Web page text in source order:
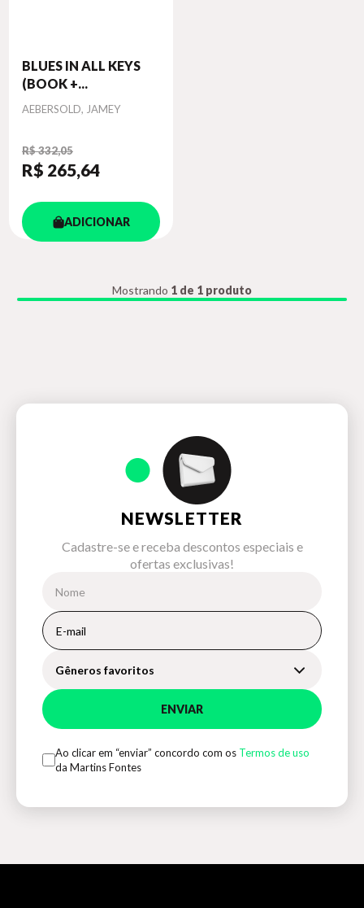
BLUES IN ALL KEYS
(BOOK +...
Autor
AEBERSOLD, JAMEY
R$ 332,05
R$ 265,64
ADICIONAR
Mostrando 1 de 1 produto
NEWSLETTER
Cadastre-se e receba descontos especiais e
ofertas exclusivas!
Gêneros favoritos
ENVIAR
Ao clicar em “enviar” concordo com os Termos de uso
da Martins Fontes